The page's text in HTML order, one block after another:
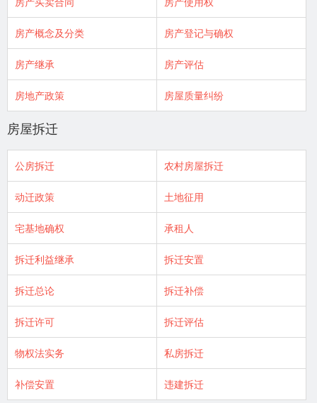
房产概念及分类 房产登记与确权
房产继承 房产评估
房地产政策 房屋质量纠纷
房屋拆迁
公房拆迁 农村房屋拆迁
动迁政策 土地征用
宅基地确权 承租人
拆迁利益继承 拆迁安置
拆迁总论 拆迁补偿
拆迁许可 拆迁评估
物权法实务 私房拆迁
补偿安置 违建拆迁